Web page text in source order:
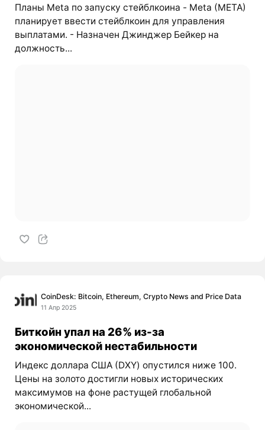
Планы Meta по запуску стейблкоина - Meta (META)
планирует ввести стейблкоин для управления
выплатами. - Назначен Джинджер Бейкер на
должность...
CoinDesk: Bitcoin, Ethereum, Crypto News and Price Data
11 Апр 2025
Биткойн упал на 26% из-за
экономической нестабильности
Индекс доллара США (DXY) опустился ниже 100.
Цены на золото достигли новых исторических
максимумов на фоне растущей глобальной
экономической...